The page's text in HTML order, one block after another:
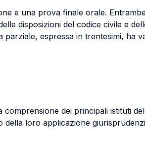
e una prova finale orale.
disposizioni del codice civile e
espressa in trentesimi, ha
dei principali istituti
della loro applicazione